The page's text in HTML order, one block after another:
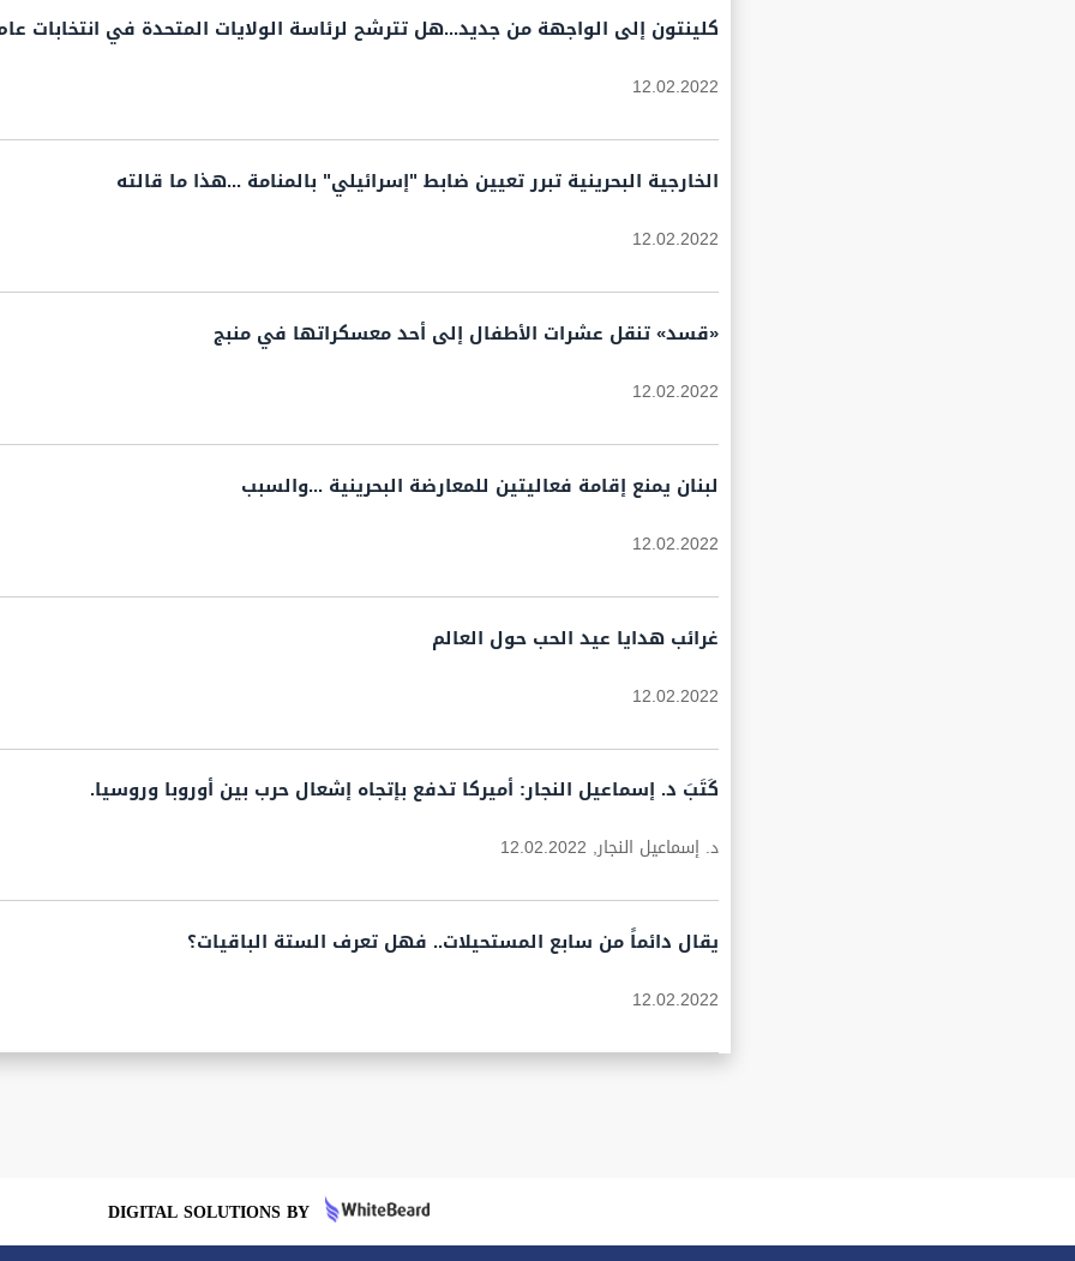
كلينتون إلى الواجهة من جديد...هل تترشح لرئاسة الولايات المتحدة في انتخابات عام
12.02.2022
الخارجية البحرينية تبرر تعيين ضابط "إسرائيلي" بالمنامة ...هذا ما قالته
12.02.2022
«قسد» تنقل عشرات الأطفال إلى أحد معسكراتها في منبج
12.02.2022
لبنان يمنع إقامة فعاليتين للمعارضة البحرينية ...والسبب
12.02.2022
غرائب هدايا عيد الحب حول العالم
12.02.2022
كَتَبَ د. إسماعيل النجار: أميركا تدفع بإتجاه إشعال حرب بين أوروبا وروسيا.
د. إسماعيل النجار, 12.02.2022
يقال دائماً من سابع المستحيلات.. فهل تعرف الستة الباقيات؟
12.02.2022
DIGITAL SOLUTIONS BY